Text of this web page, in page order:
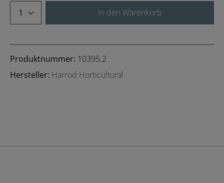
Produkt Anzahl: Gib den
In den Warenkorb
Produktnummer: 10395.2
Hersteller: Harrod Horticultural